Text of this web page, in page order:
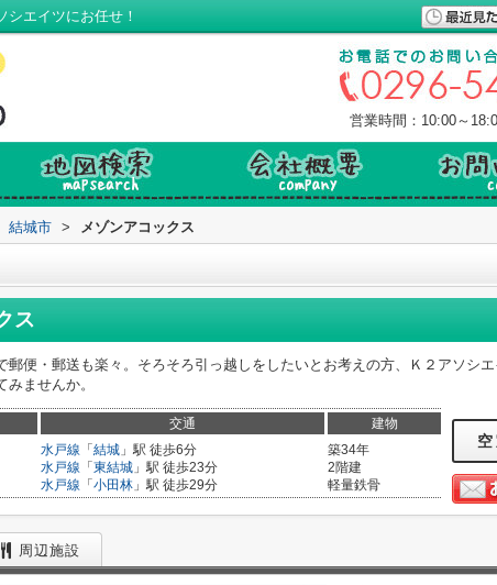
エイツにお任せ！
営業時間：10:00～
結城市 > メゾンアコックス
ス
郵便・郵送も楽々。そろそろ引っ越しをしたいとお考えの方、Ｋ２アソシエ
ませんか。
交通 建物
水戸線 「 結城 」駅 徒歩6分
水戸線 「 東結城 」駅 徒歩23分
水戸線 「 小田林 」駅 徒歩29分
築34年
2階建
軽量鉄骨
周辺施設